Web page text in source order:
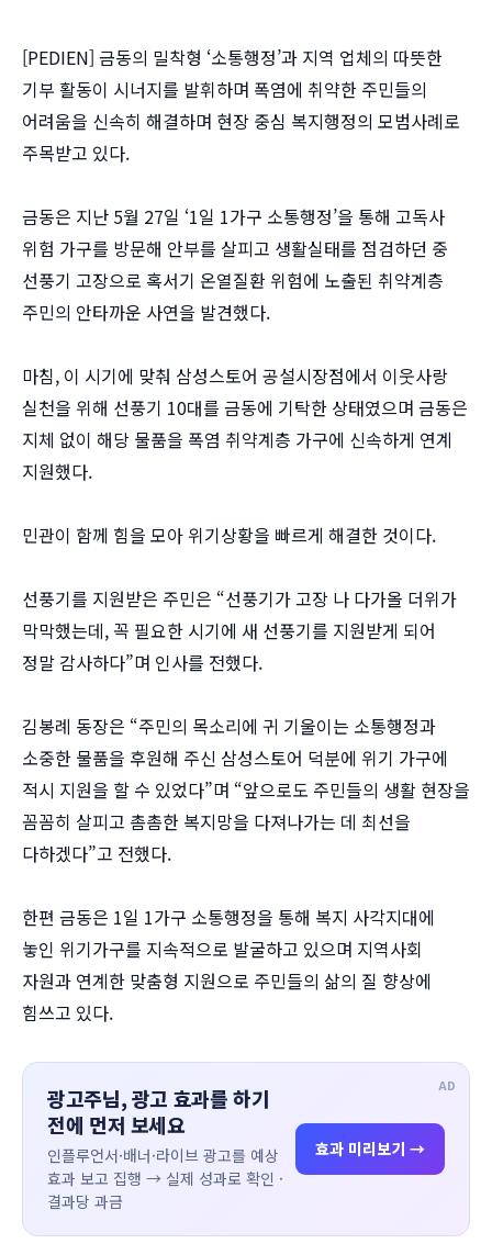
[PEDIEN] 금동의 밀착형 ‘소통행정’과 지역 업체의 따뜻한
기부 활동이 시너지를 발휘하며 폭염에 취약한 주민들의
어려움을 신속히 해결하며 현장 중심 복지행정의 모범사례로
주목받고 있다.
금동은 지난 5월 27일 ‘1일 1가구 소통행정’을 통해 고독사
위험 가구를 방문해 안부를 살피고 생활실태를 점검하던 중
선풍기 고장으로 혹서기 온열질환 위험에 노출된 취약계층
주민의 안타까운 사연을 발견했다.
마침, 이 시기에 맞춰 삼성스토어 공설시장점에서 이웃사랑
실천을 위해 선풍기 10대를 금동에 기탁한 상태였으며 금동은
지체 없이 해당 물품을 폭염 취약계층 가구에 신속하게 연계
지원했다.
민관이 함께 힘을 모아 위기상황을 빠르게 해결한 것이다.
선풍기를 지원받은 주민은 “선풍기가 고장 나 다가올 더위가
막막했는데, 꼭 필요한 시기에 새 선풍기를 지원받게 되어
정말 감사하다”며 인사를 전했다.
김봉례 동장은 “주민의 목소리에 귀 기울이는 소통행정과
소중한 물품을 후원해 주신 삼성스토어 덕분에 위기 가구에
적시 지원을 할 수 있었다”며 “앞으로도 주민들의 생활 현장을
꼼꼼히 살피고 촘촘한 복지망을 다져나가는 데 최선을
다하겠다”고 전했다.
한편 금동은 1일 1가구 소통행정을 통해 복지 사각지대에
놓인 위기가구를 지속적으로 발굴하고 있으며 지역사회
자원과 연계한 맞춤형 지원으로 주민들의 삶의 질 향상에
힘쓰고 있다.
AD
광고주님, 광고 효과를 하기
전에 먼저 보세요
인플루언서·배너·라이브 광고를 예상
효과 보고 집행 → 실제 성과로 확인 ·
결과당 과금
효과 미리보기 →